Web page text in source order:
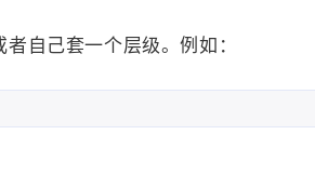
自己套一个层级。例如：